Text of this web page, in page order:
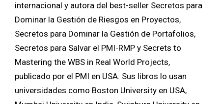
internacional y autora del best-seller Secretos para
Dominar la Gestión de Riesgos en Proyectos,
Secretos para Dominar la Gestión de Portafolios,
Secretos para Salvar el PMI-RMP y Secrets to
Mastering the WBS in Real World Projects,
publicado por el PMI en USA. Sus libros lo usan
universidades como Boston University en USA,